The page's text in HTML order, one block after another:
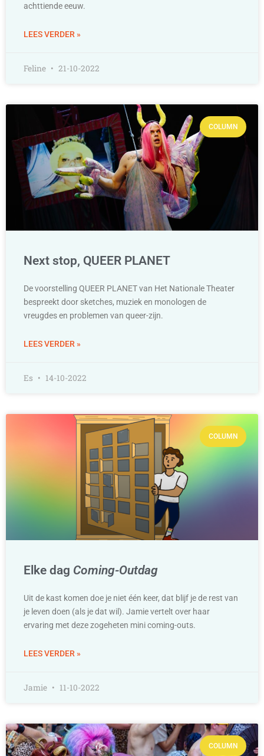
achttiende eeuw.
LEES VERDER »
Feline 21-10-2022
COLUMN
Next stop, QUEER PLANET
De voorstelling QUEER PLANET van Het Nationale Theater
bespreekt door sketches, muziek en monologen de
vreugdes en problemen van queer-zijn.
LEES VERDER »
Es 14-10-2022
COLUMN
Elke dag Coming-Outdag
Uit de kast komen doe je niet één keer, dat blijf je de rest van
je leven doen (als je dat wil). Jamie vertelt over haar
ervaring met deze zogeheten mini coming-outs.
LEES VERDER »
Jamie 11-10-2022
COLUMN